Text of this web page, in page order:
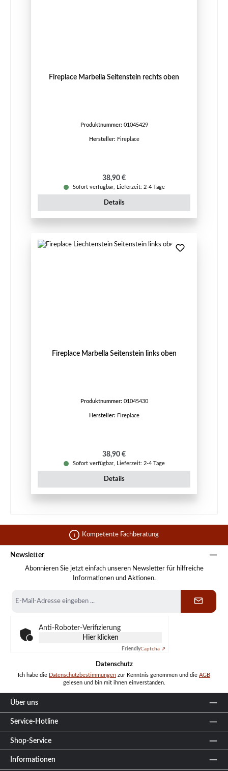
Fireplace Marbella Seitenstein rechts oben
Produktnummer: 01045429
Hersteller: Fireplace
Regulärer Preis:
38,90 €
Sofort verfügbar, Lieferzeit: 2-4 Tage
Details
Fireplace Marbella Seitenstein links oben
Produktnummer: 01045430
Hersteller: Fireplace
Regulärer Preis:
38,90 €
Sofort verfügbar, Lieferzeit: 2-4 Tage
Details
Kompetente Fachberatung
Newsletter
Abonnieren Sie jetzt einfach unseren Newsletter für hilfreiche
Informationen und Aktionen.
Mail-
Anti-Roboter-Verifizierung
Hier klicken
FriendlyCaptcha ⇗
Datenschutz
Ich habe die Datenschutzbestimmungen zur Kenntnis genommen und die AGB
gelesen und bin mit ihnen einverstanden.
Über uns
Service-Hotline
Shop-Service
Informationen